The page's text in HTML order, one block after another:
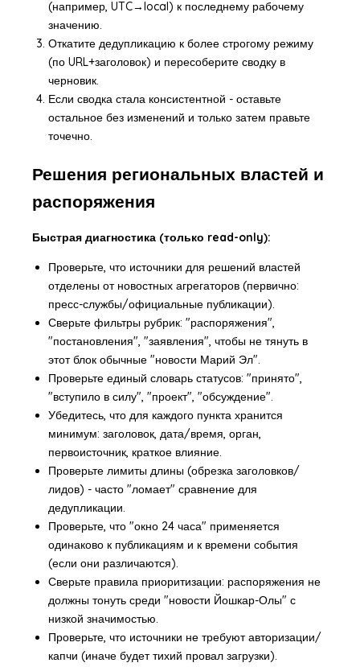
(например, UTC→local) к последнему рабочему
значению.
Откатите дедупликацию к более строгому режиму
(по URL+заголовок) и пересоберите сводку в
черновик.
Если сводка стала консистентной - оставьте
остальное без изменений и только затем правьте
точечно.
Решения региональных властей и
распоряжения
Быстрая диагностика (только read-only):
Проверьте, что источники для решений властей
отделены от новостных агрегаторов (первично:
пресс-службы/официальные публикации).
Сверьте фильтры рубрик: "распоряжения",
"постановления", "заявления", чтобы не тянуть в
этот блок обычные "новости Марий Эл".
Проверьте единый словарь статусов: "принято",
"вступило в силу", "проект", "обсуждение".
Убедитесь, что для каждого пункта хранится
минимум: заголовок, дата/время, орган,
первоисточник, краткое влияние.
Проверьте лимиты длины (обрезка заголовков/
лидов) - часто "ломает" сравнение для
дедупликации.
Проверьте, что "окно 24 часа" применяется
одинаково к публикациям и к времени события
(если они различаются).
Сверьте правила приоритизации: распоряжения не
должны тонуть среди "новости Йошкар-Олы" с
низкой значимостью.
Проверьте, что источники не требуют авторизации/
капчи (иначе будет тихий провал загрузки).